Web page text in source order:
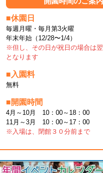
■休園日
毎週月曜・毎月第3火曜
年末年始（12/28〜1/4）
※但し、その日が祝日の場合は
となります
■入園料
無料
■開園時間
4月～10月 10：00～18：00
11月～3月 10：00～17：00
※入場は、閉館３０分前まで